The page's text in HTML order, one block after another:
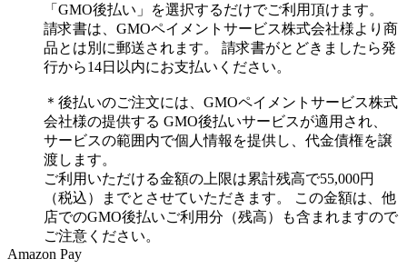
「GMO後払い」を選択するだけでご利用頂けます。
請求書は、GMOペイメントサービス株式会社様より商
品とは別に郵送されます。 請求書がとどきましたら発
行から14日以内にお支払いください。
＊後払いのご注文には、GMOペイメントサービス株式
会社様の提供する GMO後払いサービスが適用され、
サービスの範囲内で個人情報を提供し、代金債権を譲
渡します。
ご利用いただける金額の上限は累計残高で55,000円
（税込）までとさせていただきます。 この金額は、他
店でのGMO後払いご利用分（残高）も含まれますので
ご注意ください。
Amazon Pay